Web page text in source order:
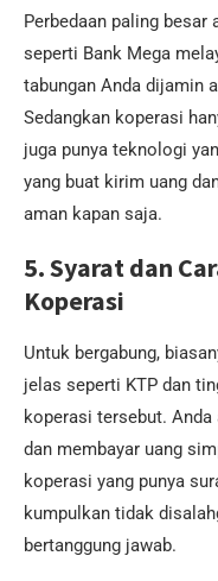
Perbedaan paling besar
seperti Bank Mega
tabungan Anda dijamin
Sedangkan koperasi
juga punya teknologi
yang buat kirim uang
aman kapan saja.
5. Syarat dan
Koperasi
Untuk bergabung,
jelas seperti KTP dan
koperasi tersebut.
dan membayar uang
koperasi yang punya
kumpulkan tidak
bertanggung jawab.